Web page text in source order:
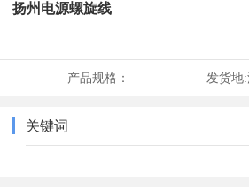
扬州电源螺旋线
产品规格： 发货地:
关键词